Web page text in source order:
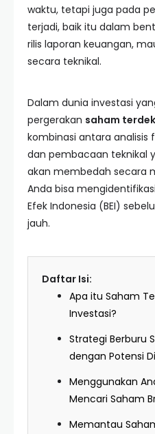
waktu, tetapi juga pada
terjadi, baik itu dalam
rilis laporan keuangan,
secara teknikal.
Dalam dunia investasi
pergerakan saham
kombinasi antara
dan pembacaan teknikal
akan membedah secara
Anda bisa
Efek Indonesia (BEI)
jauh.
Daftar Isi:
Apa itu Saham
Investasi?
Strategi Berburu
dengan Potensi
Menggunakan
Mencari Saham
Memantau